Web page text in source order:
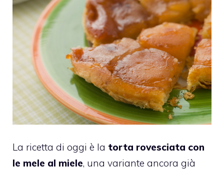
La ricetta di oggi è la torta rovesciata con
le mele al miele, una variante ancora già